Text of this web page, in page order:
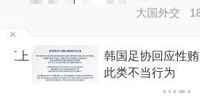
大国外交
女子称
韩国足协回应性贿赂
此类不当行为